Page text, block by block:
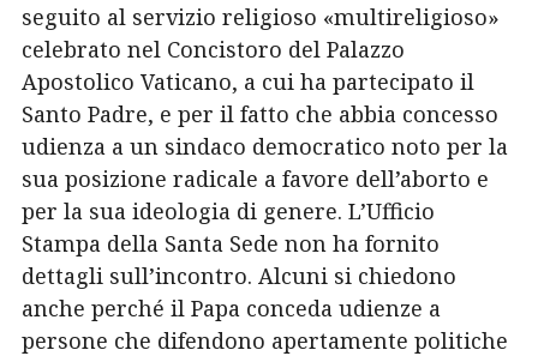
seguito al servizio religioso «multireligioso»
celebrato nel Concistoro del Palazzo
Apostolico Vaticano, a cui ha partecipato il
Santo Padre, e per il fatto che abbia concesso
udienza a un sindaco democratico noto per la
sua posizione radicale a favore dell’aborto e
per la sua ideologia di genere. L’Ufficio
Stampa della Santa Sede non ha fornito
dettagli sull’incontro. Alcuni si chiedono
anche perché il Papa conceda udienze a
persone che difendono apertamente politiche